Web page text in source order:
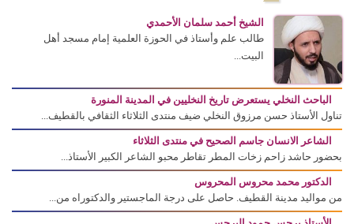
الشيخ أحمد سلمان الأحمدي
طالب علم وأستاذ في الحوزة العلمية إمام مسجد أهل
البيت...
الباحث النخلي يستعرض تاريخ النخليين في المدينة المنورة
تناول الأستاذ حسن مرزوق النخلي ضيف منتدى الثلاثاء الثقافي بالقطيف...
الشاعر الانسان جاسم الصحيح في منتدى الثلاثاء
بحضور حاشد زاحم زخات المطر تقاطر محبو الشاعر الكبير الأستاذ...
الدكتور محمد محروس المحروس
من مواليد مدينة القطيف. حاصل على درجة الماجستير والدكتوراه من...